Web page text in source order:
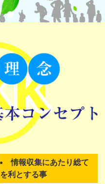
a
t
i
情報収集にあたり総て
を利とする事